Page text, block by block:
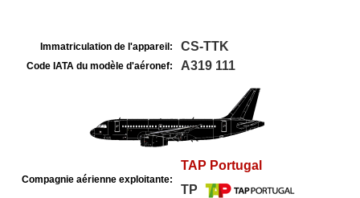
Immatriculation de l'appareil: CS-TTK
Code IATA du modèle d'aéronef: A319 111
Compagnie aérienne exploitante:
TAP Portugal
TP